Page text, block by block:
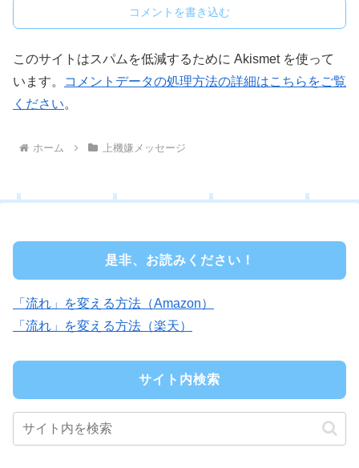
コメントを書き込む
このサイトはスパムを低減するために Akismet を使って
います。
コメントデータの処理方法の詳細はこちらをご覧
ください。
ホーム 上機嫌メッセージ
是非、お読みください！
「流れ」を変える方法（Amazon）
「流れ」を変える方法（楽天）
サイト内検索